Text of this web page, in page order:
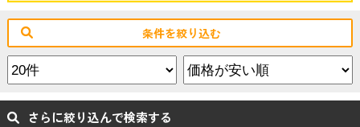
条件を絞り込む
さらに絞り込んで検索する